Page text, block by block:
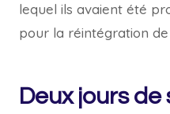
lequel ils avaient été
pour la réintégration de
Deux jours